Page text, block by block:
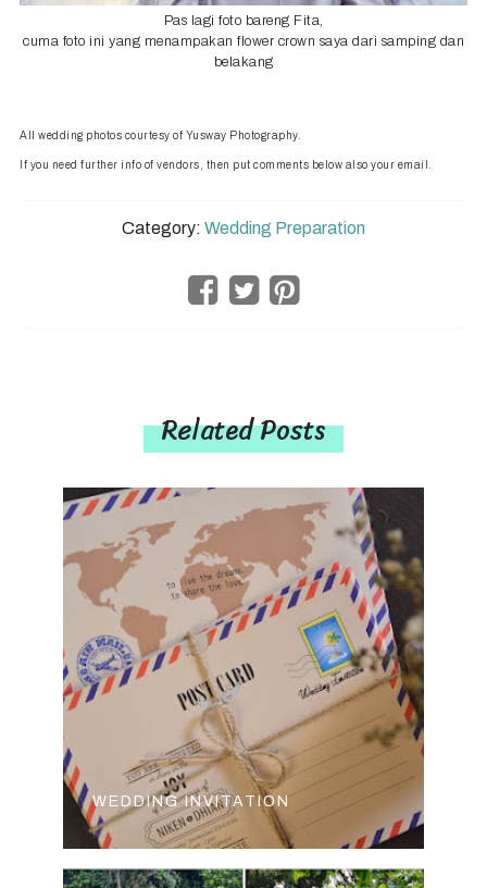
Pas lagi foto bareng Fita,
cuma foto ini yang menampakan flower crown saya dari samping dan
belakang
All wedding photos courtesy of Yusway Photography.
If you need further info of vendors, then put comments below also your email.
Category: Wedding Preparation
Related Posts
WEDDING INVITATION